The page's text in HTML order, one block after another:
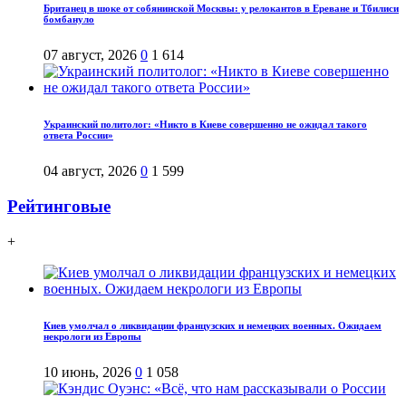
Британец в шоке от собянинской Москвы: у релокантов в Ереване и Тбилиси
бомбануло
07 август, 2026 0 1 614
Украинский политолог: «Никто в Киеве совершенно не ожидал такого
ответа России»
04 август, 2026 0 1 599
Рейтинговые
+
Киев умолчал о ликвидации французских и немецких военных. Ожидаем
некрологи из Европы
10 июнь, 2026 0 1 058